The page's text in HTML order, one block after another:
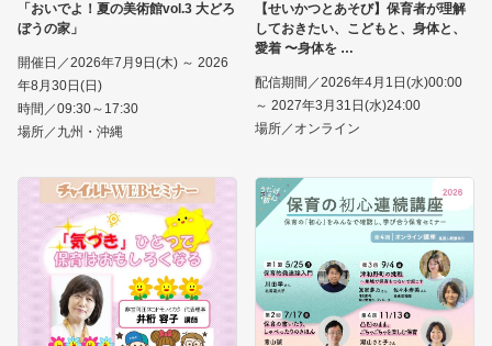
「おいでよ！夏の美術館vol.3 大どろ
ぼうの家」
開催日／2026年7月9日(木) ～ 2026
年8月30日(日)
時間／09:30～17:30
場所／九州・沖縄
【せいかつとあそび】保育者が理解
しておきたい、こどもと、身体と、
愛着 〜身体を
配信期間／2026年4月1日(水)00:00
～ 2027年3月31日(水)24:00
場所／オンライン